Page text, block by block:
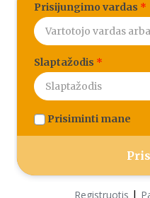
Prisijungimo vardas *
Slaptažodis *
Prisiminti mane
Registruotis |